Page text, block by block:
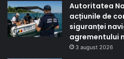
Autoritatea
acțiunile de
siguranței
agrementului
3 august 2026